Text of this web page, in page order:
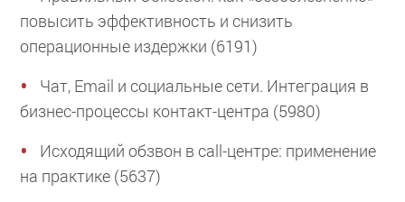
повысить эффективность и снизить
операционные издержки (6191)
Чат, Email и социальные сети. Интеграция в
бизнес-процессы контакт-центра (5980)
Исходящий обзвон в call-центре: применение
на практике (5637)